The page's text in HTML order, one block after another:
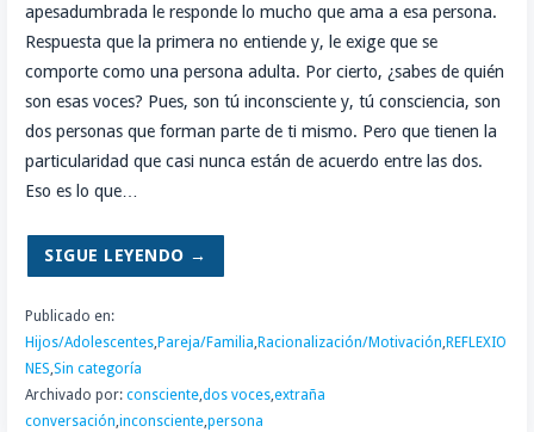
apesadumbrada le responde lo mucho que ama a esa persona.
Respuesta que la primera no entiende y, le exige que se
comporte como una persona adulta. Por cierto, ¿sabes de quién
son esas voces? Pues, son tú inconsciente y, tú consciencia, son
dos personas que forman parte de ti mismo. Pero que tienen la
particularidad que casi nunca están de acuerdo entre las dos.
Eso es lo que…
SIGUE LEYENDO →
Publicado en:
Hijos/Adolescentes, Pareja/Familia Racionalización/Motivación REFLEXIO
NES Sin categoría
Archivado por: consciente, dos voces, extraña
conversación inconsciente, persona